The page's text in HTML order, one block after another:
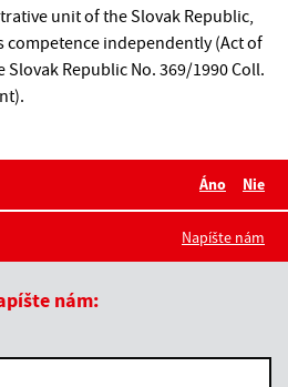
unit of the Slovak Republic,
independently (Act of
Republic No. 369/1990 Coll.
Áno
Nie
Napíšte nám
nám: